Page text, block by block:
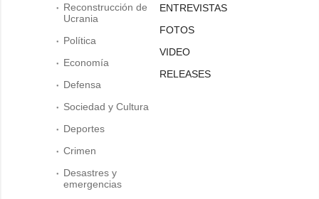
Reconstrucción de
Ucrania
Política
Economía
Defensa
Sociedad y Cultura
Deportes
Crimen
Desastres y
emergencias
ENTREVISTAS
FOTOS
VIDEO
RELEASES